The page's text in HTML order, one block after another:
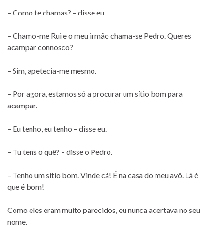
– Como te chamas? – disse eu.
– Chamo-me Rui e o meu irmão chama-se Pedro. Queres
acampar connosco?
– Sim, apetecia-me mesmo.
– Por agora, estamos só a procurar um sítio bom para
acampar.
– Eu tenho, eu tenho – disse eu.
– Tu tens o quê? – disse o Pedro.
– Tenho um sítio bom. Vinde cá! É na casa do meu avô. Lá é
que é bom!
Como eles eram muito parecidos, eu nunca acertava no seu
nome.